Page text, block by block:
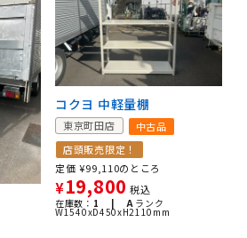
コクヨ 中軽量棚
東京町田店
中古品
店頭販売限定！
定価 ¥99,110のところ
¥19,800 税込
在庫数： 1 | Aランク
W1540xD450xH2110mm